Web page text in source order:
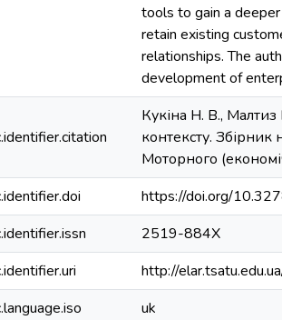
tools to gain a
retain existing
relationships. The
development of
Кукіна Н. В., Малтиз
контексту. Збірник
Моторного
https://doi.org/
2519-884X
http://
uk